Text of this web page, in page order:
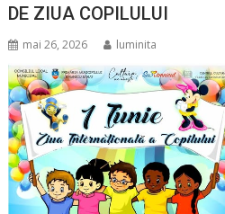
DE ZIUA COPILULUI
mai 26, 2026 luminita